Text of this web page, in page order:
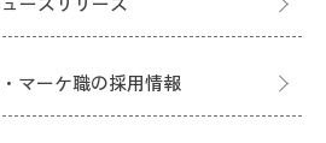
マーケ職の採用情報